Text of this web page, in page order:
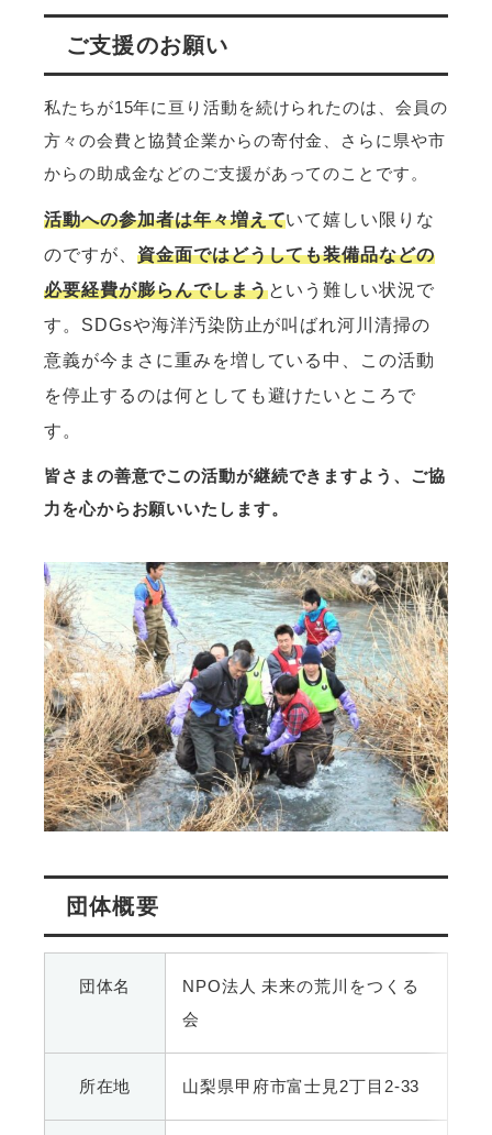
ご支援のお願い
私たちが15年に亘り活動を続けられたのは、会員の
方々の会費と協賛企業からの寄付金、さらに県や市
からの助成金などのご支援があってのことです。
活動への参加者は年々増えていて嬉しい限りな
のですが、 資金面ではどうしても装備品などの
必要経費が膨らんでしまうという難しい状況で
す。SDGsや海洋汚染防止が叫ばれ河川清掃の
意義が今まさに重みを増している中、この活動
を停止するのは何としても避けたいところで
す。
皆さまの善意でこの活動が継続できますよう、ご協
力を心からお願いいたします。
団体概要
団体名
NPO法人 未来の荒川をつくる
会
所在地 山梨県甲府市富士見2丁目2-33